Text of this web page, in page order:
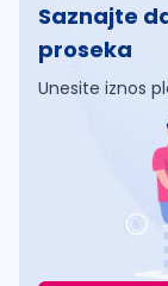
Saznajte
proseka
Unesite iznos